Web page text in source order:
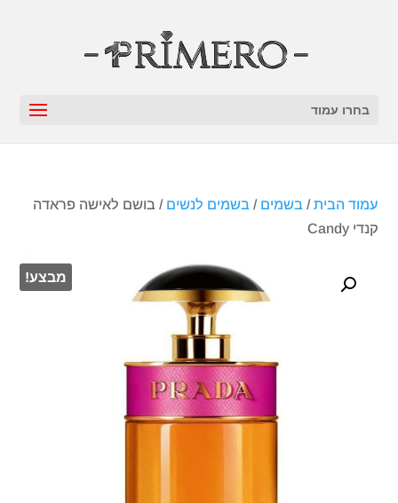
בחרו עמוד
עמוד הבית/בשמים /בשמים לנשים / בושם לאישה פראדה
קנדי Candy
מבצע!